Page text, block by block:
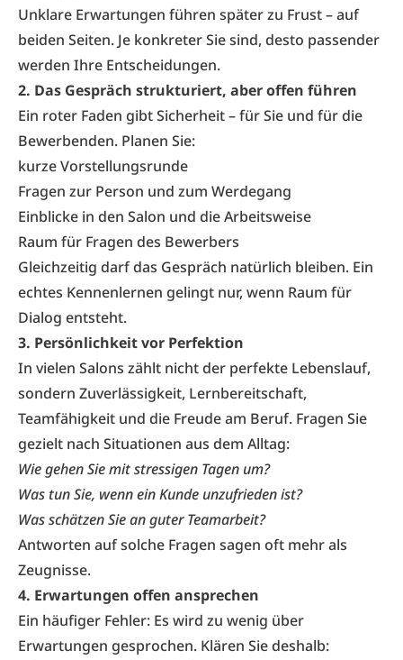
Unklare Erwartungen führen später zu Frust – auf
beiden Seiten. Je konkreter Sie sind, desto passender
werden Ihre Entscheidungen.
2. Das Gespräch strukturiert, aber offen führen
Ein roter Faden gibt Sicherheit – für Sie und für die
Bewerbenden. Planen Sie:
kurze Vorstellungsrunde
Fragen zur Person und zum Werdegang
Einblicke in den Salon und die Arbeitsweise
Raum für Fragen des Bewerbers
Gleichzeitig darf das Gespräch natürlich bleiben. Ein
echtes Kennenlernen gelingt nur, wenn Raum für
Dialog entsteht.
3. Persönlichkeit vor Perfektion
In vielen Salons zählt nicht der perfekte Lebenslauf,
sondern Zuverlässigkeit, Lernbereitschaft,
Teamfähigkeit und die Freude am Beruf. Fragen Sie
gezielt nach Situationen aus dem Alltag:
Wie gehen Sie mit stressigen Tagen um?
Was tun Sie, wenn ein Kunde unzufrieden ist?
Was schätzen Sie an guter Teamarbeit?
Antworten auf solche Fragen sagen oft mehr als
Zeugnisse.
4. Erwartungen offen ansprechen
Ein häufiger Fehler: Es wird zu wenig über
Erwartungen gesprochen. Klären Sie deshalb: